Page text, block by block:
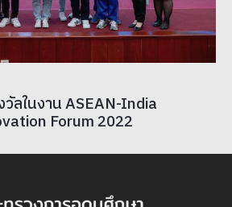
วัลในงาน ASEAN-India
Forum 2022